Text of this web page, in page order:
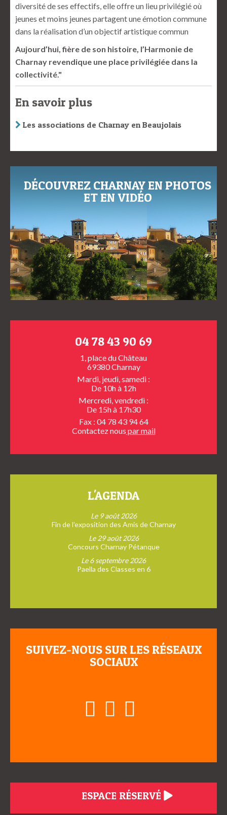
diversité de ses effectifs, elle offre un lieu privilégié où
jeunes et moins jeunes partagent une émotion commune
dans la réalisation d’un objectif artistique commun
Aujourd’hui, fière de son histoire, l’Harmonie de
Charnay revendique une place privilégiée dans la
collectivité."
En savoir plus
Les associations de Charnay en Beaujolais
DÉCOUVREZ CHARNAY EN PHOTOS
ET EN VIDÉO
04 78 43 90 69
1, place du Château
69380 Charnay
Mardi, jeudi, samedi :
De 10h à 12h
Mercredi, vendredi :
De 15h à 17h30
Fax : 04 78 43 94 64
Contactez nous par mail
L'AGENDA
Le 9 août 2026
Fin de l’exposition des Amis de Charnay
Le 29 août 2026
Concours Charnay Pétanque
Le 6 septembre 2026
Paella des Classes en 6
SUIVEZ-NOUS SUR LES RÉSEAUX
SOCIAUX
ESPACE RÉSERVÉ